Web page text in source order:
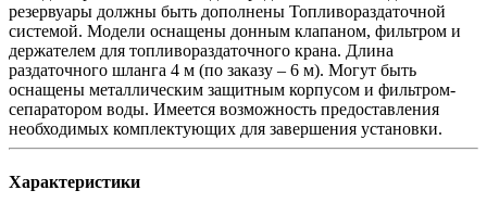
резервуары должны быть дополнены Топливораздаточной
системой. Модели оснащены донным клапаном, фильтром и
держателем для топливораздаточного крана. Длина
раздаточного шланга 4 м (по заказу – 6 м). Могут быть
оснащены металлическим защитным корпусом и фильтром-
сепаратором воды. Имеется возможность предоставления
необходимых комплектующих для завершения установки.
Характеристики